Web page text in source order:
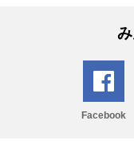
Facebook